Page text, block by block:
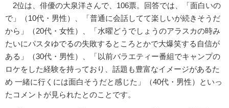
2位は、俳優の大泉洋さんで、106票。回答では、「面白いの
で」（10代・男性）、「普通に会話してて楽しいが続きそうだ
から」（20代・女性）、「水曜どうでしょうのアラスカの時み
たいにパスタゆでるの失敗するところとかで大爆笑する自信が
ある」（30代・男性）、「以前バラエティー番組でキャンプの
ロケをした経験を持っており、話題も豊富なイメージがあるた
め 一緒に行くには面白そうだと感じた」（40代・男性）といっ
たコメントが見られたとのことです。